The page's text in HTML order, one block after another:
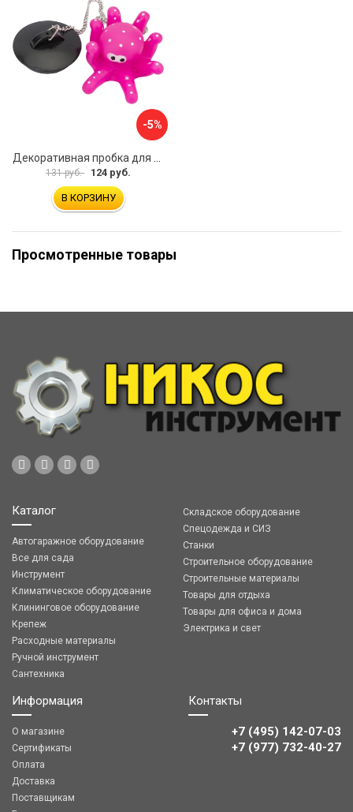
-5%
131 руб. 124 руб.
В КОРЗИНУ
Просмотренные товары
Каталог
Автогаражное оборудование
Все для сада
Инструмент
Климатическое оборудование
Клининговое оборудование
Крепеж
Расходные материалы
Ручной инструмент
Сантехника
Складское оборудование
Спецодежда и СИЗ
Станки
Строительное оборудование
Строительные материалы
Товары для отдыха
Товары для офиса и дома
Электрика и свет
Информация
О магазине
Сертификаты
Оплата
Доставка
Поставщикам
Контакты
+7 (495) 142-07-03
‎‎+7 (977) 732-40-27